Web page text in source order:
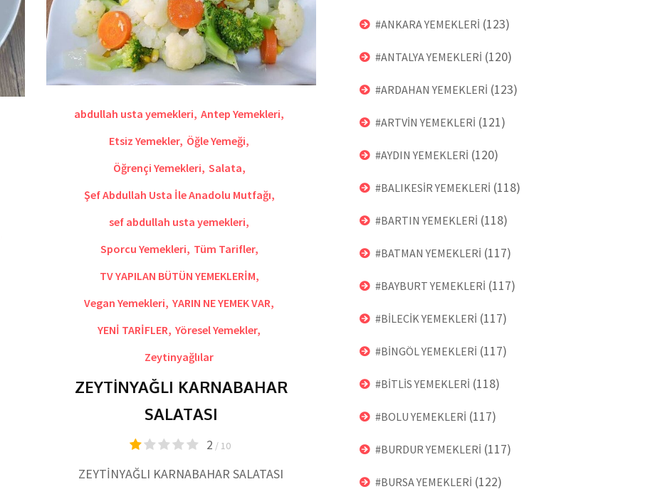
abdullah usta yemekleri, Antep Yemekleri,
Etsiz Yemekler, Öğle Yemeği,
Öğrençi Yemekleri, Salata,
Şef Abdullah Usta İle Anadolu Mutfağı,
sef abdullah usta yemekleri,
Sporcu Yemekleri, Tüm Tarifler,
TV YAPILAN BÜTÜN YEMEKLERİM,
Vegan Yemekleri, YARIN NE YEMEK VAR,
YENİ TARİFLER, Yöresel Yemekler,
Zeytinyağlılar
ZEYTİNYAĞLI KARNABAHAR
SALATASI
2 / 10
ZEYTİNYAĞLI KARNABAHAR SALATASI
#ANKARA YEMEKLERİ (123)
#ANTALYA YEMEKLERİ (120)
#ARDAHAN YEMEKLERİ (123)
#ARTVİN YEMEKLERİ (121)
#AYDIN YEMEKLERİ (120)
#BALIKESİR YEMEKLERİ (118)
#BARTIN YEMEKLERİ (118)
#BATMAN YEMEKLERİ (117)
#BAYBURT YEMEKLERİ (117)
#BİLECİK YEMEKLERİ (117)
#BİNGÖL YEMEKLERİ (117)
#BİTLİS YEMEKLERİ (118)
#BOLU YEMEKLERİ (117)
#BURDUR YEMEKLERİ (117)
#BURSA YEMEKLERİ (122)